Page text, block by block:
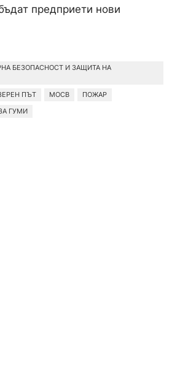
предприети нови
БЕЗОПАСНОСТ И ЗАЩИТА НА
ПЪТ МОСВ
ПОЖАР
ГУМИ